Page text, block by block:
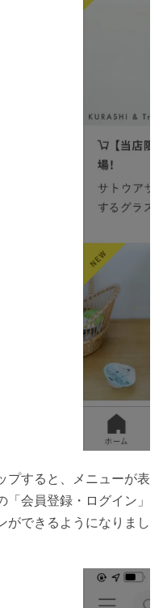
プすると、メニューが表
会員登録・ログイン」
ができるようになりまし